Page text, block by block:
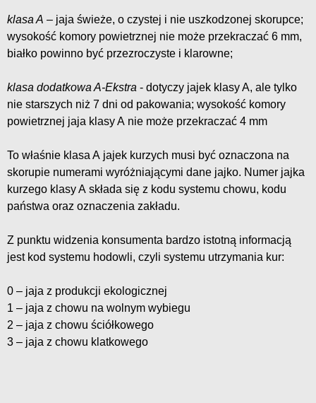
klasa A – jaja świeże, o czystej i nie uszkodzonej skorupce;
wysokość komory powietrznej nie może przekraczać 6 mm,
białko powinno być przezroczyste i klarowne;
klasa dodatkowa A-Ekstra - dotyczy jajek klasy A, ale tylko
nie starszych niż 7 dni od pakowania; wysokość komory
powietrznej jaja klasy A nie może przekraczać 4 mm
To właśnie klasa A jajek kurzych musi być oznaczona na
skorupie numerami wyróżniającymi dane jajko. Numer jajka
kurzego klasy A składa się z kodu systemu chowu, kodu
państwa oraz oznaczenia zakładu.
Z punktu widzenia konsumenta bardzo istotną informacją
jest kod systemu hodowli, czyli systemu utrzymania kur:
0 – jaja z produkcji ekologicznej
1 – jaja z chowu na wolnym wybiegu
2 – jaja z chowu ściółkowego
3 – jaja z chowu klatkowego